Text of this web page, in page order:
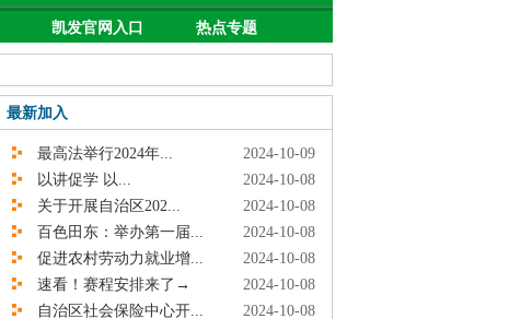
凯发官网入口 热点专题
最新加入
最高法举行2024年...
2024-10-09
以讲促学 以...
2024-10-08
关于开展自治区202...
2024-10-08
百色田东：举办第一届...
2024-10-08
促进农村劳动力就业增...
2024-10-08
速看！赛程安排来了→
2024-10-08
自治区社会保险中心开...
2024-10-08